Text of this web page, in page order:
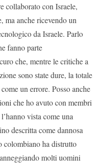
collaborato con Israele,
ma anche ricevendo un
da Israele. Parlo
fanno parte
che, mentre le critiche a
sono state dure, la totale
un errore. Posso anche
che ho avuto con membri
vista come una
descritta come dannosa
colombiano ha distrutto
molti uomini